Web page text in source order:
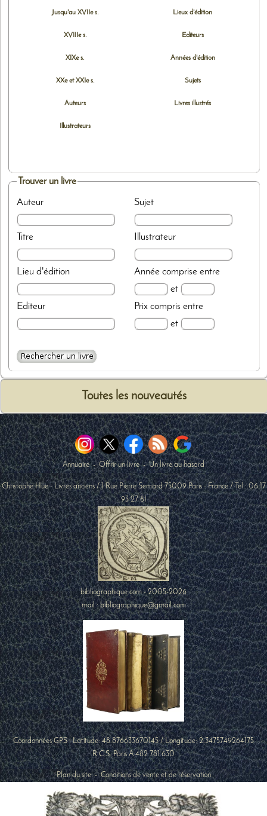
Jusqu'au XVIIe s.
XVIIIe s.
XIXe s.
XXe et XXIe s.
Auteurs
Illustrateurs
Lieux d'édition
Editeurs
Années d'édition
Sujets
Livres illustrés
Trouver un livre
Auteur
Titre
Lieu d'édition
Editeur
Sujet
Illustrateur
Annéecomprise entre
et
Prixcompris entre
et
Toutes les nouveautés
Annuaire-Offrir un livre-Un livre au hasard
Christophe Hüe - Livres anciens /1 Rue Pierre Semard 75009 Paris-France / Tel :06 17
93 27 81
bibliographique.com - 2005-2026
mail : bibliographique@gmail.com
Coordonnées GPS : Latitude:48.876633670145/ Longitude:2.3475749264175
R.C.S. Paris A 482 781 630
Plan du site-Conditions de vente et de réservation